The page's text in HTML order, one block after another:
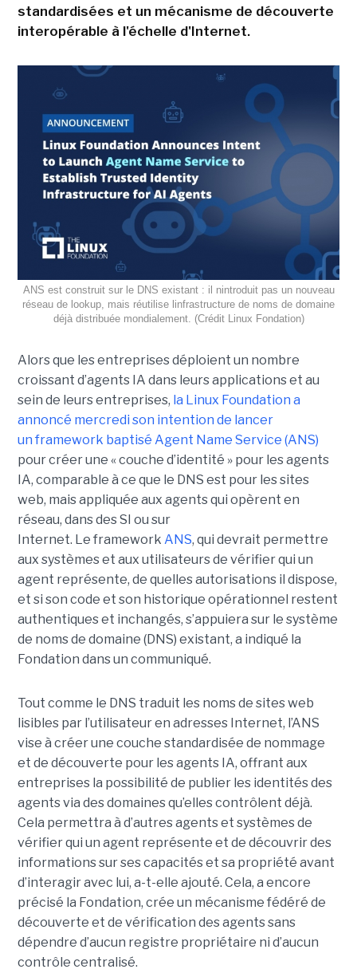
standardisées et un mécanisme de découverte
interopérable à l'échelle d'Internet.
ANS est construit sur le DNS existant : il nintroduit pas un nouveau
réseau de lookup, mais réutilise linfrastructure de noms de domaine
déjà distribuée mondialement. (Crédit Linux Fondation)
Alors que les entreprises déploient un nombre
croissant d’agents IA dans leurs applications et au
sein de leurs entreprises, la Linux Foundation a
annoncé mercredi son intention de lancer
un framework baptisé Agent Name Service (ANS)
pour créer une « couche d’identité » pour les agents
IA, comparable à ce que le DNS est pour les sites
web, mais appliquée aux agents qui opèrent en
réseau, dans des SI ou sur
Internet. Le framework ANS, qui devrait permettre
aux systèmes et aux utilisateurs de vérifier qui un
agent représente, de quelles autorisations il dispose,
et si son code et son historique opérationnel restent
authentiques et inchangés, s’appuiera sur le système
de noms de domaine (DNS) existant, a indiqué la
Fondation dans un communiqué.
Tout comme le DNS traduit les noms de sites web
lisibles par l’utilisateur en adresses Internet, l’ANS
vise à créer une couche standardisée de nommage
et de découverte pour les agents IA, offrant aux
entreprises la possibilité de publier les identités des
agents via des domaines qu’elles contrôlent déjà.
Cela permettra à d’autres agents et systèmes de
vérifier qui un agent représente et de découvrir des
informations sur ses capacités et sa propriété avant
d’interagir avec lui, a-t-elle ajouté. Cela, a encore
précisé la Fondation, crée un mécanisme fédéré de
découverte et de vérification des agents sans
dépendre d’aucun registre propriétaire ni d’aucun
contrôle centralisé.